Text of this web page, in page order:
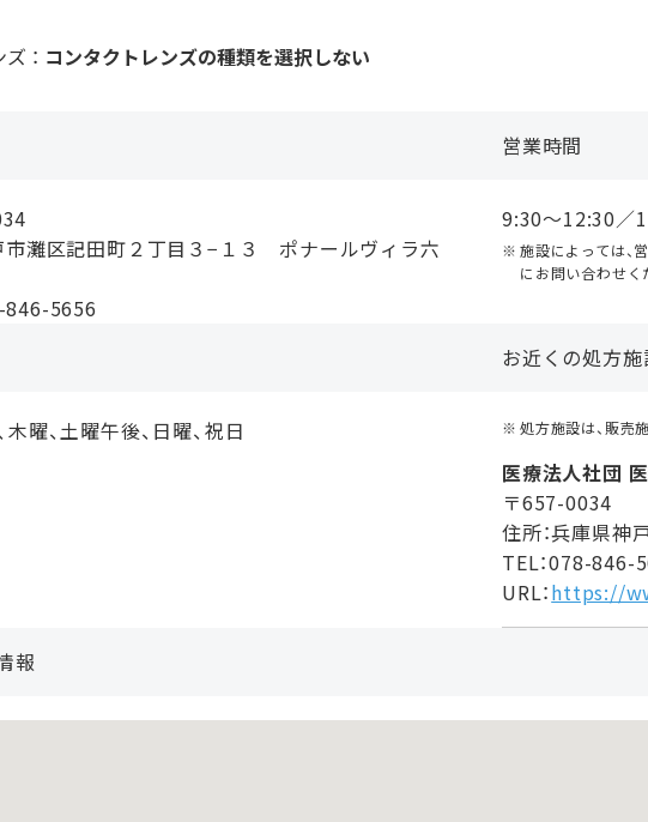
： コンタクトレンズの種類を選択しない
市灘区記田町２丁目３−１３ ポナールヴィラ六
846-5656
営業時間
9:30〜12:30／
施設によっては、
にお問い合わせく
木曜、土曜午後、日曜、祝日
お近くの処方施
処方施設は、販売
医療法人社団
〒657-0034
住所：兵庫県神
TEL：078-846-
URL：https://
報